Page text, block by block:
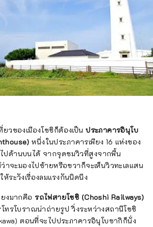
วของเมืองโชชิก็ต้องเป็นประภาคารอินุโบ
หนึ่งในประภาคารเพียง 16 แห่งของ
ด้านบนได้ จากจุดชมวิวที่สูงจากพื้น
าจะมองไปซ้ายหรือขวาก็จะเห็นวิวทะเลแสน
ระวังเรื่องลมแรงกันนิดนึง
งมากคือ รถไฟสายโชชิ (Choshi Railways)
ทรโบราณน่าถ่ายรูป วิ่งระหว่างสถานีโชชิ
ตอนที่จะไปประภาคารอินุโบซากิก็นั่ง